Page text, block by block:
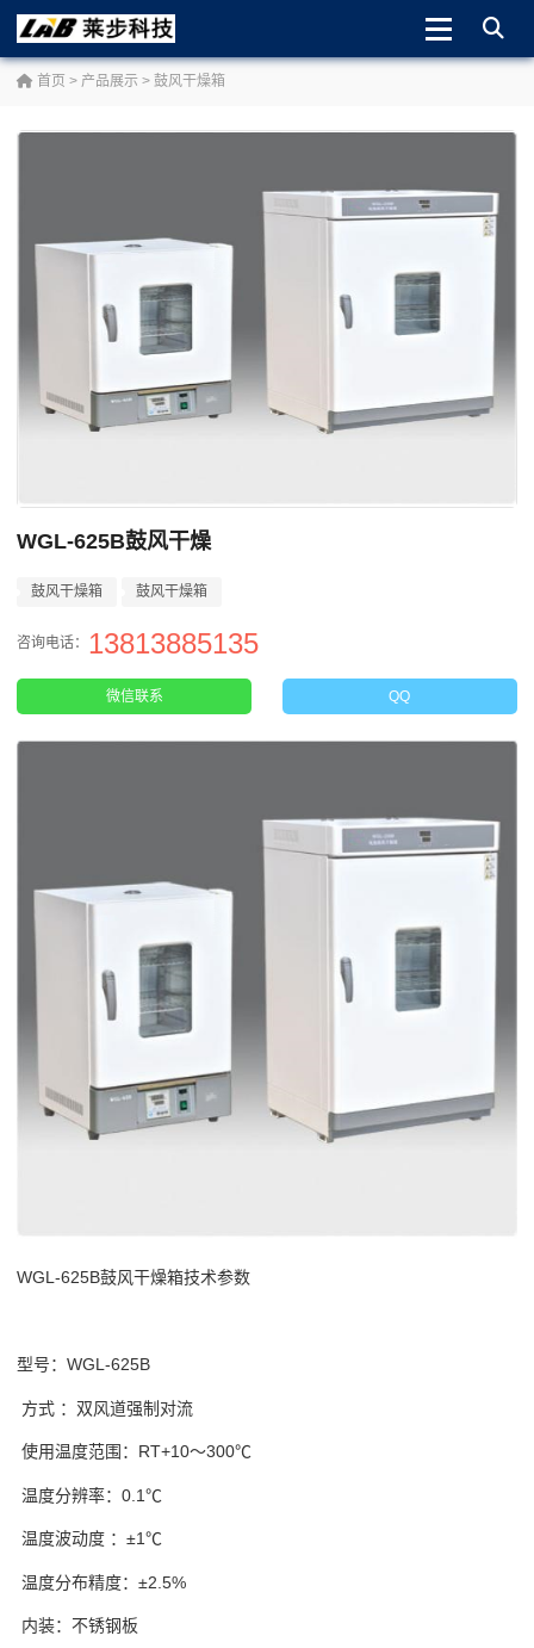
首页 > 产品展示 > 鼓风干燥箱
WGL-625B鼓风干燥
鼓风干燥箱 鼓风干燥箱
咨询电话： 13813885135
微信联系 QQ
WGL-625B鼓风干燥箱技术参数
型号：WGL-625B
方式 ：双风道强制对流
使用温度范围：RT+10～300℃
温度分辨率：0.1℃
温度波动度 ：±1℃
温度分布精度：±2.5%
内装：不锈钢板